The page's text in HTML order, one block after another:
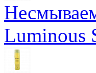
Luminous